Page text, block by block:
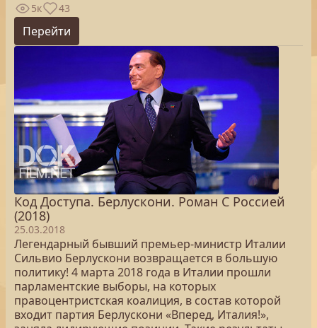
5к 43
Перейти
Код Доступа. Берлускони. Роман С Россией
(2018)
25.03.2018
Легендарный бывший премьер-министр Италии
Сильвио Берлускони возвращается в большую
политику! 4 марта 2018 года в Италии прошли
парламентские выборы, на которых
правоцентристская коалиция, в состав которой
входит партия Берлускони «Вперед, Италия!»,